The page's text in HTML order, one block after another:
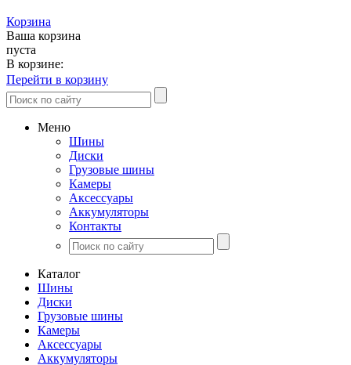
Корзина
Ваша корзина
пуста
В корзине:
Перейти в корзину
Меню
Шины
Диски
Грузовые шины
Камеры
Аксессуары
Аккумуляторы
Контакты
Каталог
Шины
Диски
Грузовые шины
Камеры
Аксессуары
Аккумуляторы